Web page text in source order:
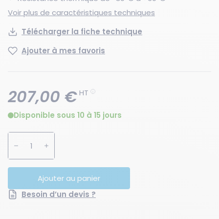
Voir plus de caractéristiques techniques
Télécharger la fiche technique
Ajouter à mes favoris
207,00 €HT
Disponible sous 10 à 15 jours
Augmenter la quantité
Ajouter au panier
Besoin d’un devis ?